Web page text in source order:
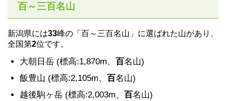
百～三百名山
新潟県には33峰の「百～三百名山」に選ばれた山があり、
全国第2位です。
大朝日岳 (標高:1,870m、 百名山)
飯豊山 (標高:2,105m、 百名山)
越後駒ヶ岳 (標高:2,003m、 百名山)